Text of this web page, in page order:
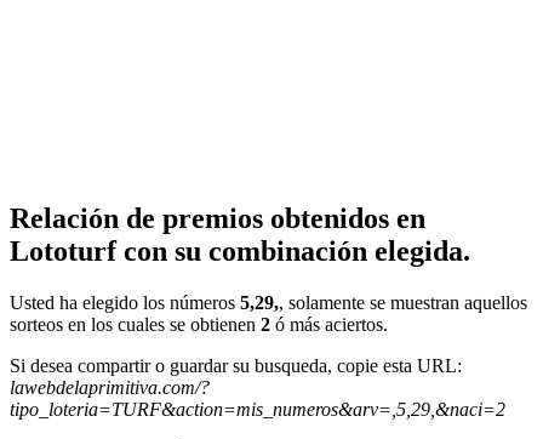
Relación de premios obtenidos en
Lototurf con su combinación elegida.
Usted ha elegido los números 5,29,, solamente se muestran aquellos
sorteos en los cuales se obtienen 2 ó más aciertos.
Si desea compartir o guardar su busqueda, copie esta URL:
lawebdelaprimitiva.com/?
tipo_loteria=TURF&action=mis_numeros&arv=,5,29,&naci=2